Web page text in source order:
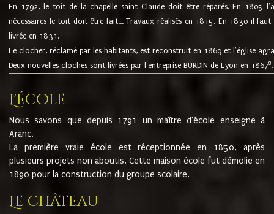
En 1792, le toit de la chapelle saint Claude doit être réparés. En 1805
nécessaires le toit doit être fait... Travaux réalisés en 1815. En 1830 il
livrée en 1831.
Le clocher, réclamé par les habitants, est reconstruit en 1869 et l'église
Deux nouvelles cloches sont livrées par l'entreprise BURDIN de Lyon en 18678.
L'école
Nous savons que depuis 1791 un maître d'école enseigne à
Aranc.
La première vraie école est réceptionnée en 1850, après
plusieurs projets non aboutis. Cette maison école fut démolie en
1890 pour la construction du groupe scolaire.
Le château